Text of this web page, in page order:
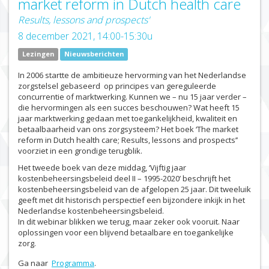
Results, lessons and prospects'
8 december 2021, 14:00-15:30u
Lezingen Nieuwsberichten
In 2006 startte de ambitieuze hervorming van het Nederlandse
zorgstelsel gebaseerd op principes van gereguleerde
concurrentie of marktwerking. Kunnen we – nu 15 jaar verder –
die hervormingen als een succes beschouwen? Wat heeft 15
jaar marktwerking gedaan met toegankelijkheid, kwaliteit en
betaalbaarheid van ons zorgsysteem? Het boek ‘The market
reform in Dutch health care; Results, lessons and prospects’’
voorziet in een grondige terugblik.
Het tweede boek van deze middag, ‘Vijftig jaar
kostenbeheersingsbeleid deel II – 1995-2020’ beschrijft het
kostenbeheersingsbeleid van de afgelopen 25 jaar. Dit tweeluik
geeft met dit historisch perspectief een bijzondere inkijk in het
Nederlandse kostenbeheersingsbeleid.
In dit webinar blikken we terug, maar zeker ook vooruit. Naar
oplossingen voor een blijvend betaalbare en toegankelijke
zorg.
Ga naar Programma.